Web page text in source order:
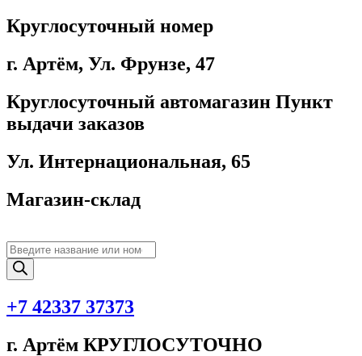
Круглосуточный номер
г. Артём, ​Ул. Фрунзе, 47
Круглосуточный автомагазин Пункт
выдачи заказов
Ул. Интернациональная, 65
Магазин-склад
Поиск
товаров
+7 42337 37373
г. Артём КРУГЛОСУТОЧНО